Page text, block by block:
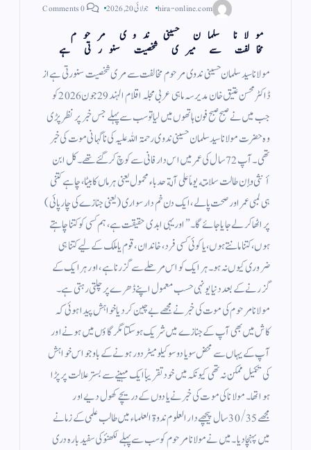
hira-online.com جولائی 20, 2026
مولانا سلمان حسینی ندوی مرحوم
مخالفت سے میری شخصیت سنورتی ہے
مولانا سید سلمان حسینی ندوی مرحوم مخالفت سے مری شخصیت سنورتی ہے از
ڈاکٹر محسن عتیق خان مدیر سہ ماہی عربی مجلہ اقلام الہند 29 جون 2026 کو
جب میں نے صبح صبح فون ہاتھوں میں لیا تو سب سے پہلے جس خبر پر نظر پڑی
وہ حضرت مولانا سید سلمان حسینی ندوی رحمۃ اللہ علیہ کی ناگہانی موت کی خبر
تھی۔ آپ 72 سال کی عمر میں اس دار فانی سے کوچ کر گئے تھے۔ كل ابن
أنثى وإن طالت سلامته يوماً على آلة حدباء محمول یعنی ہر ماں کا بیٹا، چاہے کتنی
ہی لمبی عمر اور صحت پا لے، ایک دن خم دار سواری (یعنی جنازے کی چارپائی)
پر اٹھا کر لے جایا جائے گا۔” اور یہی ابدی حقیقت ہے، ہم کسی کو کتنا چاہتے
ہوں، کتنا مانتے ہوں، یا کوئی کسی فرد، خاندان، قوم یا ملک کے لیے کتنا ہی
ضروری کیوں نہ ہو۔ ہر ایک کو اس مرحلے سے گزرنا ہے، اور ہر ایک کے
گزرنے کے بعد دنیا یونہی حسب معمول اپنے ڈھرے پر چلتی رہتی ہے۔
مولانا مرحوم کی موت کی خبر نے مجھے بے چین کر دیا خواہش پیدا ہوئی کہ
کاش میں بھی آپ کے جنازے میں شریک ہو سکتا مگر گاؤں میں ہونے اور
آپ کے یہاں سے محض سو یا دو سو کیلو میٹر دور ہونے کے باوجو اس خواہش
کی تکمیل ممکن نہ تھی کیونکہ میں خود تقریباً ایک مہینے سے بستر علالت پر پڑا
ہوا تھا۔ مولانا کی موت کی خبر نے یادوں کے دریچے کھول دیے اور
مجھے 30/35 سال پیچھے دار العلوم ندوۃ العلماء میں طالب علمی کے زمانے
میں پہنچا دیا۔ میں نے مولانا مرحوم کو سب سے پہلے لکھنؤ کی سفید بارہ دری